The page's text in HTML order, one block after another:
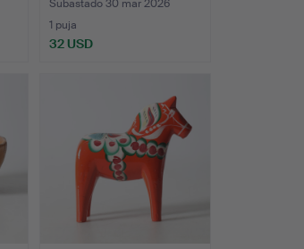
Subastado 30 mar 2026
1 puja
32 USD